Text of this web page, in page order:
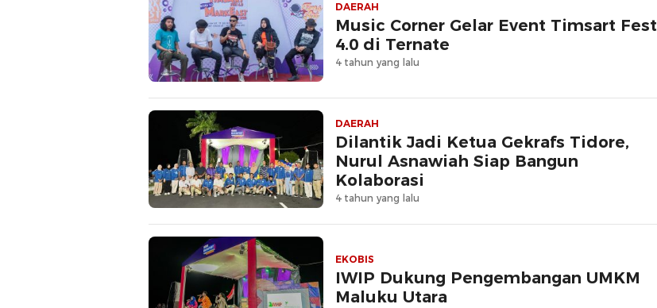
DAERAH
Music Corner Gelar Event Timsart Fest
4.0 di Ternate
4 tahun yang lalu
DAERAH
Dilantik Jadi Ketua Gekrafs Tidore,
Nurul Asnawiah Siap Bangun
Kolaborasi
4 tahun yang lalu
EKOBIS
IWIP Dukung Pengembangan UMKM
Maluku Utara